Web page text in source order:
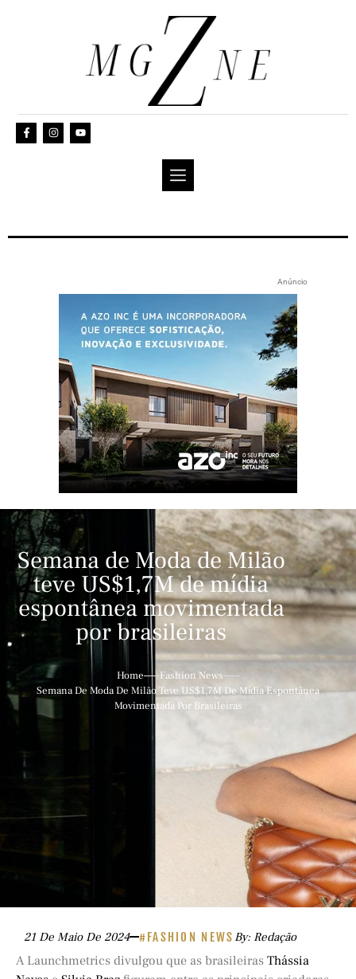
Anúncio
Semana de Moda de Milão
teve US$1,7M de mídia
espontânea movimentada
por brasileiras
Home
Fashion News
Semana De Moda De Milão Teve US$1,7M De Mídia Espontânea
Movimentada Por Brasileiras
21 De Maio De 2024 #FASHION NEWS By: Redação
A Launchmetrics divulgou que as brasileiras Thássia